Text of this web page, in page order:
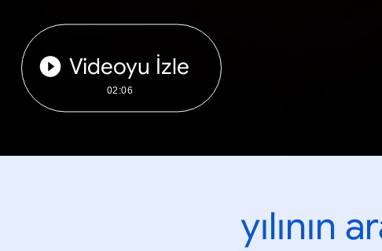
Videoyu İzle
02:06
yılının